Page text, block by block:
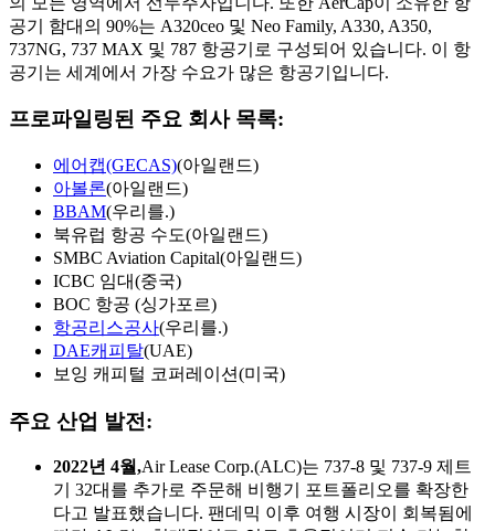
공기 함대의 90%는 A320ceo 및 Neo Family, A330, A350,
737NG, 737 MAX 및 787 항공기로 구성되어 있습니다. 이 항
공기는 세계에서 가장 수요가 많은 항공기입니다.
프로파일링된 주요 회사 목록:
에어캡(GECAS)(아일랜드)
아볼론(아일랜드)
BBAM(우리를.)
북유럽 항공 수도(아일랜드)
SMBC Aviation Capital(아일랜드)
ICBC 임대(중국)
BOC 항공 (싱가포르)
항공리스공사(우리를.)
DAE캐피탈(UAE)
보잉 캐피털 코퍼레이션(미국)
주요 산업 발전:
2022년 4월,Air Lease Corp.(ALC)는 737-8 및 737-9 제트
기 32대를 추가로 주문해 비행기 포트폴리오를 확장한
다고 발표했습니다. 팬데믹 이후 여행 시장이 회복됨에